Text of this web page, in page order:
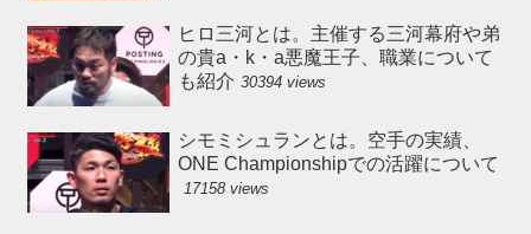
ヒロ三河とは。主催する三河幕府や弟
の貴a・k・a悪魔王子、職業について
も紹介 30394 views
シモミシュランとは。空手の実績、
ONE Championshipでの活躍について
17158 views